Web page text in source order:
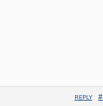
REPLY